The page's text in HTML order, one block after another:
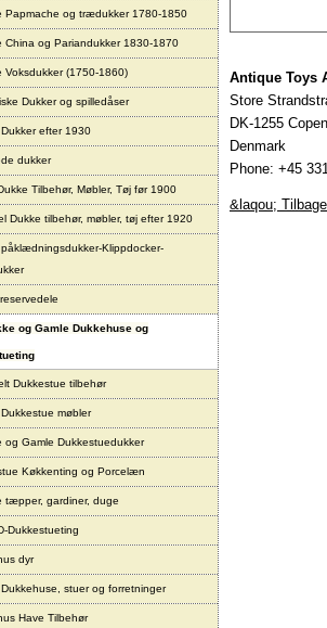
Papmache og trædukker 1780-1850
China og Pariandukker 1830-1870
Voksdukker (1750-1860)
Dukker og spilledåser
efter 1930
dukker
Tilbehør, Møbler, Tøj før 1900
Dukke tilbehør, møbler, tøj efter 1920
Klippdocker-
og Gamle Dukkehuse og
Dukkestue tilbehør
møbler
og Gamle Dukkestuedukker
Køkkenting og Porcelæn
tæpper, gardiner, duge
Dukkestueting
dyr
stuer og forretninger
Have Tilbehør
Antique Toys
Store
DK-1255
Denmark
Phone: +45
&laqou; Tilbage